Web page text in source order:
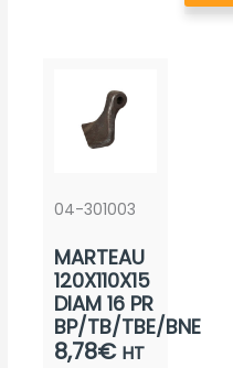
04-301003
MARTEAU
120X110X15
DIAM 16 PR
BP/TB/TBE/BNE
8,78€ HT